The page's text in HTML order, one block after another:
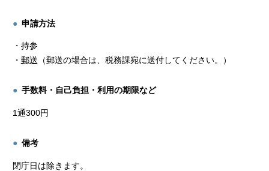
申請方法
・持参
・ 郵送 （郵送の場合は、税務課宛に送付してください。）
手数料・自己負担・利用の期限など
1通300円
備考
閉庁日は除きます。